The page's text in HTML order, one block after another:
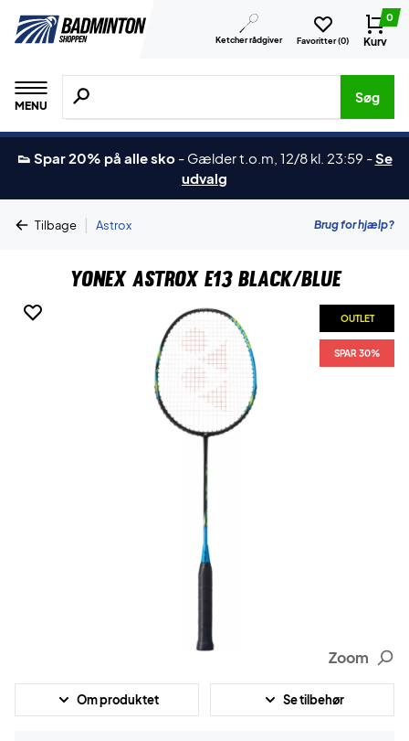
Ketcher rådgiver Favoritter (0)
0
Kurv
MENU
Søg efter produkter, mærker etc.
Søg
👟 Spar 20% på alle sko - Gælder t.o.m, 12/8 kl. 23:59 -Se
udvalg
Tilbage | Astrox Brug for hjælp?
Yonex Astrox E13 Black/Blue
OUTLET
SPAR 30%
Zoom
Om produktet Se tilbehør